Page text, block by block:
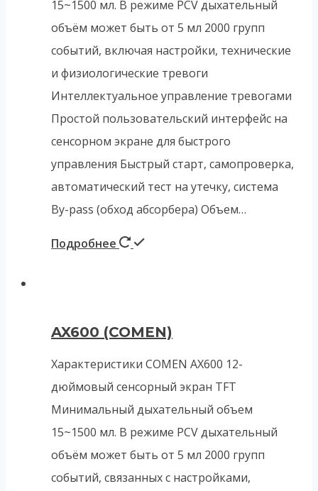
15~1500 мл. В режиме PCV дыхательный
объём может быть от 5 мл 2000 групп
событий, включая настройки, технические
и физиологические тревоги
Интеллектуальное управление тревогами
Простой пользовательский интерфейс на
сенсорном экране для быстрого
управления Быстрый старт, самопроверка,
автоматический тест на утечку, система
By-pass (обход абсорбера) Объем…
Подробнее
AX600 (COMEN)
Характеристики COMEN AX600 12-
дюймовый сенсорный экран TFT
Минимальный дыхательный объем
15~1500 мл. В режиме PCV дыхательный
объём может быть от 5 мл 2000 групп
событий, связанных с настройками,